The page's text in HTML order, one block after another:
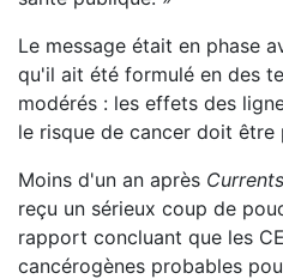
Le message était en phase
qu'il ait été formulé en des
modérés : les effets des
le risque de cancer doit être
Moins d'un an après Currents
reçu un sérieux coup de
rapport concluant que les
cancérogènes probables